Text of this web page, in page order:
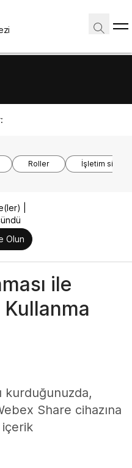
Roller İşletim
|
Olun
ile
Kullanma
kurduğunuzda,
Share cihazına